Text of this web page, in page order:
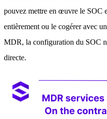
pouvez mettre en œuvre le SOC
entièrement ou le cogérer avec
MDR, la configuration du SOC
directe.